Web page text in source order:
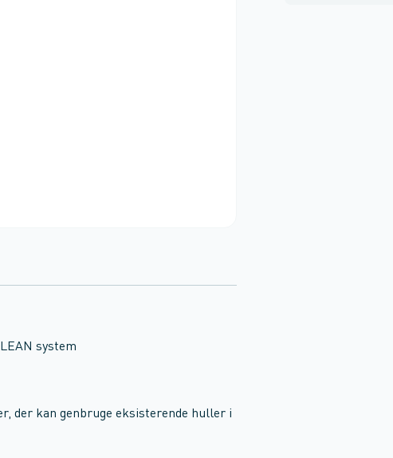
system
der kan genbruge eksisterende huller i